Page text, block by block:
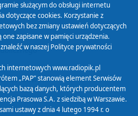
osobowych
służącym do obsługi internetu
dotyczące cookies. Korzystanie z
bez zmiany ustawień dotyczących
one zapisane w pamięci urządzenia.
w naszej Polityce prywatności
internetowych www.radiopik.pl
„PAP” stanowią element Serwisów
bazą danych, których producentem
Prasowa S.A. z siedzibą w Warszawie.
ustawy z dnia 4 lutego 1994 r. o